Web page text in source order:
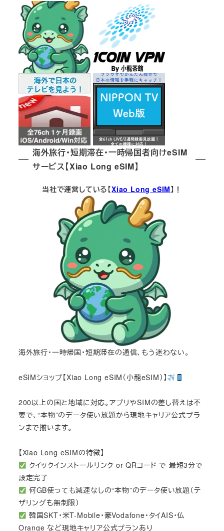
海外旅行・短期滞在・一時帰国者向けeSIM
サービス【Xiao Long eSIM】
当社で運営している【Xiao Long eSIM】！
海外旅行・一時帰国・短期滞在の通信、もう迷わない。
eSIMショップ【Xiao Long eSIM（小龍eSIM）】
200以上の国と地域に対応。アプリやSIMの差し替えは不
要で、“本物”のデータ使い放題から現地キャリア公式プラ
ンまで揃います。
【Xiao Long eSIMの特徴】
クイックインストールリンク or QRコード で 最短3分で
設定完了
何GB使っても減速なしの“本物”のデータ使い放題（テ
ザリングも無制限）
韓国SKT・米T-Mobile・豪Vodafone・タイAIS・仏
Orange など現地キャリア公式プランあり